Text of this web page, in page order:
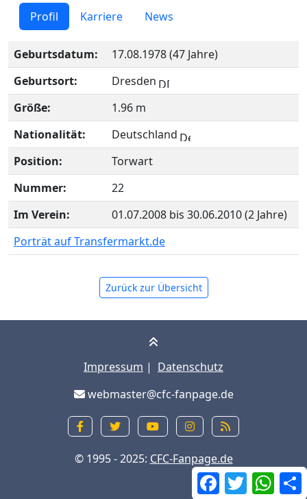
Facebook
Twitter
Profil Karriere News
Geburtsdatum:
17.08.1978 (47 Jahre)
Geburtsort:
Dresden
Größe:
1.96 m
Nationalität:
Deutschland
Position:
Torwart
Nummer:
22
Im Verein:
01.07.2008 bis 30.06.2010 (2 Jahre)
Porträt auf Transfermarkt.de
Zurück zur Übersicht
Impressum | Datenschutz
webmaster@cfc-fanpage.de
© 1995 - 2025: CFC-Fanpage.de